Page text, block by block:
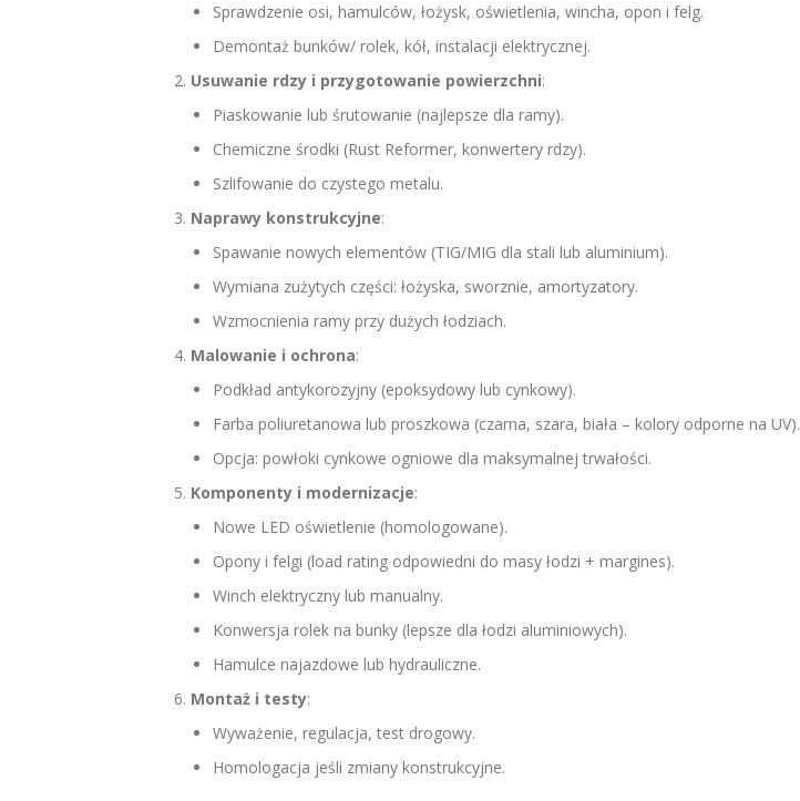
Sprawdzenie osi, hamulców, łożysk, oświetlenia, wincha, opon i felg.
Demontaż bunków/ rolek, kół, instalacji elektrycznej.
Usuwanie rdzy i przygotowanie powierzchni:
Piaskowanie lub śrutowanie (najlepsze dla ramy).
Chemiczne środki (Rust Reformer, konwertery rdzy).
Szlifowanie do czystego metalu.
Naprawy konstrukcyjne:
Spawanie nowych elementów (TIG/MIG dla stali lub aluminium).
Wymiana zużytych części: łożyska, sworznie, amortyzatory.
Wzmocnienia ramy przy dużych łodziach.
Malowanie i ochrona:
Podkład antykorozyjny (epoksydowy lub cynkowy).
Farba poliuretanowa lub proszkowa (czarna, szara, biała – kolory odporne na UV).
Opcja: powłoki cynkowe ogniowe dla maksymalnej trwałości.
Komponenty i modernizacje:
Nowe LED oświetlenie (homologowane).
Opony i felgi (load rating odpowiedni do masy łodzi + margines).
Winch elektryczny lub manualny.
Konwersja rolek na bunky (lepsze dla łodzi aluminiowych).
Hamulce najazdowe lub hydrauliczne.
Montaż i testy:
Wyważenie, regulacja, test drogowy.
Homologacja jeśli zmiany konstrukcyjne.